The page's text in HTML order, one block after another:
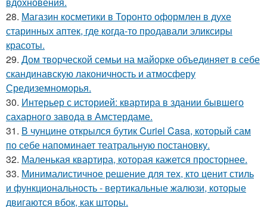
28. Магазин косметики в Торонто оформлен в духе
старинных аптек, где когда-то продавали эликсиры
красоты.
29. Дом творческой семьи на майорке объединяет в себе
скандинавскую лаконичность и атмосферу
Средиземноморья.
30. Интерьер с историей: квартира в здании бывшего
сахарного завода в Амстердаме.
31. В чунцине открылся бутик Curiel Casa, который сам
по себе напоминает театральную постановку.
32. Маленькая квартира, которая кажется просторнее.
33. Минималистичное решение для тех, кто ценит стиль
и функциональность - вертикальные жалюзи, которые
двигаются вбок, как шторы.